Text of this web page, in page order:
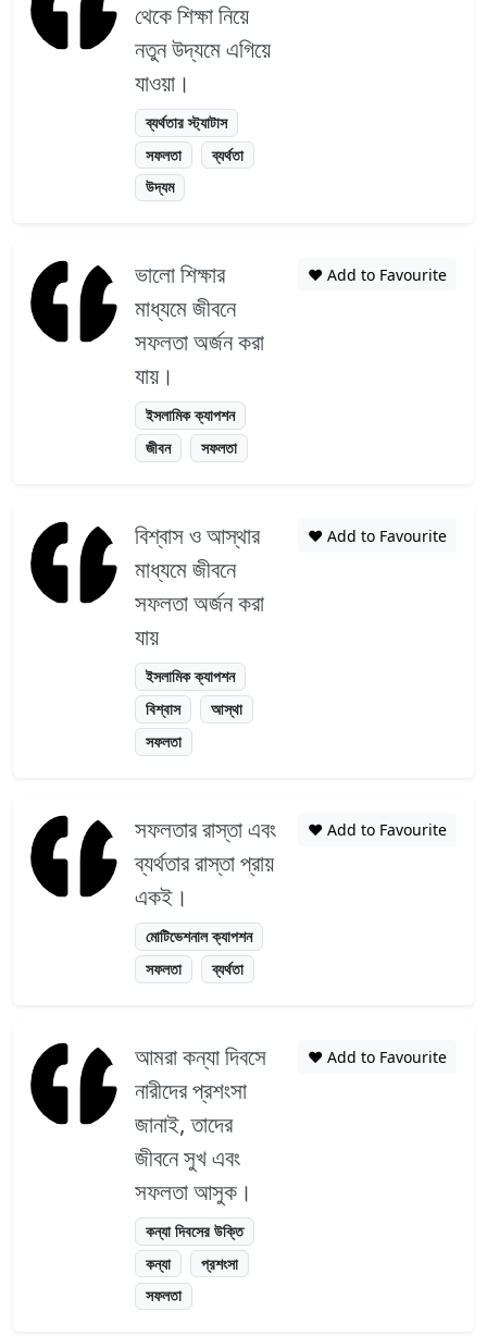
থেকে শিক্ষা নিয়ে
নতুন উদ্যমে এগিয়ে
যাওয়া।
ব্যর্থতার স্ট্যাটাস
সফলতা
ব্যর্থতা
উদ্যম
ভালো শিক্ষার
মাধ্যমে জীবনে
সফলতা অর্জন করা
যায়।
ইসলামিক ক্যাপশন
জীবন
সফলতা
❤️ Add to Favourite
বিশ্বাস ও আস্থার
মাধ্যমে জীবনে
সফলতা অর্জন করা
যায়
ইসলামিক ক্যাপশন
বিশ্বাস
আস্থা
সফলতা
❤️ Add to Favourite
সফলতার রাস্তা এবং
ব্যর্থতার রাস্তা প্রায়
একই।
মোটিভেশনাল ক্যাপশন
সফলতা
ব্যর্থতা
❤️ Add to Favourite
আমরা কন্যা দিবসে
নারীদের প্রশংসা
জানাই, তাদের
জীবনে সুখ এবং
সফলতা আসুক।
কন্যা দিবসের উক্তি
কন্যা
প্রশংসা
সফলতা
❤️ Add to Favourite